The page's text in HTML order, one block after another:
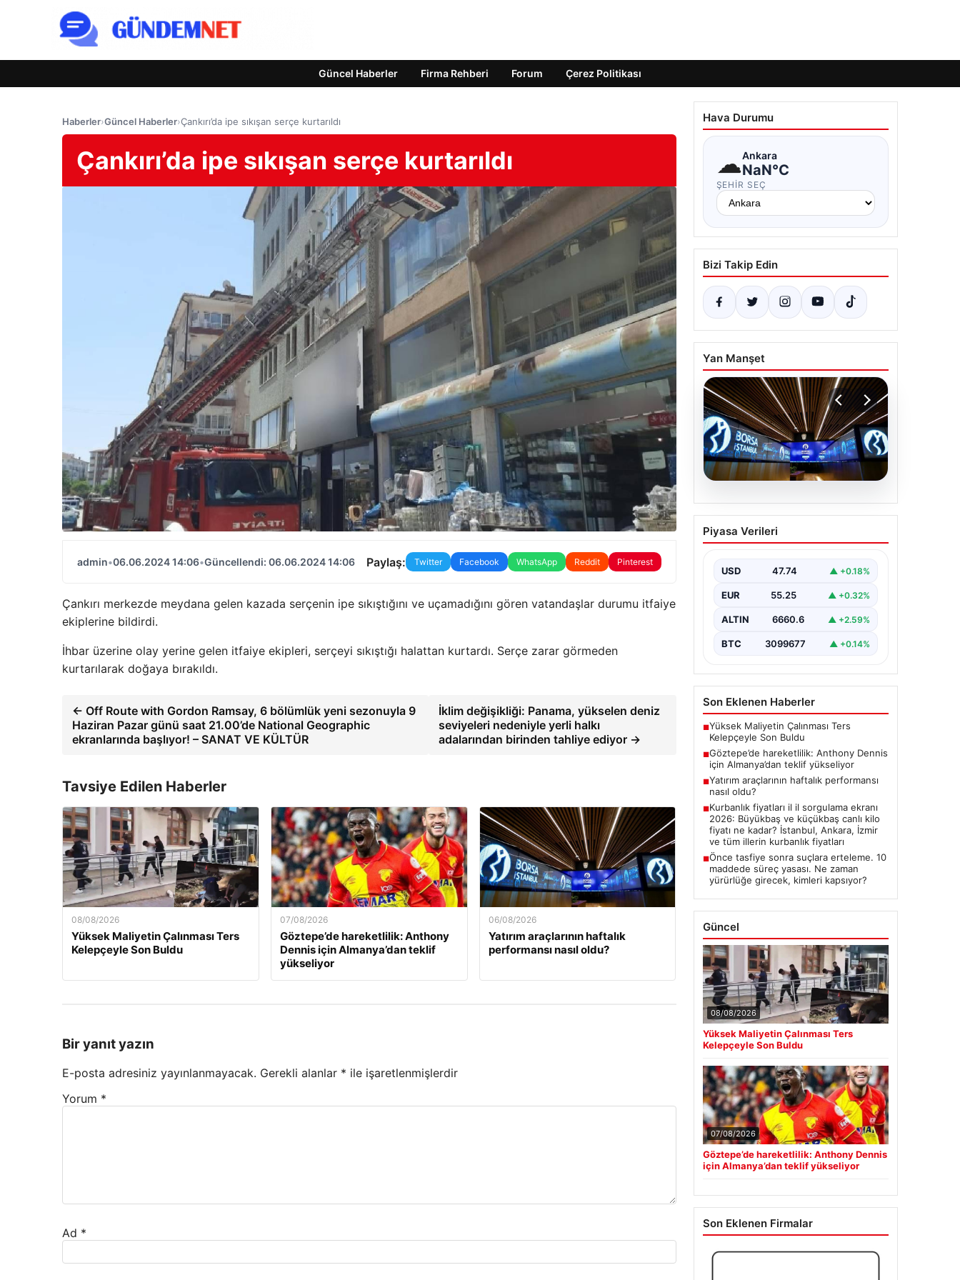
Güncel Haberler Firma Rehberi Forum Çerez Politikası
Haberler›Güncel Haberler›Çankırı’da ipe sıkışan serçe kurtarıldı
Çankırı’da ipe sıkışan serçe kurtarıldı
admin•06.06.2024 14:06•Güncellendi: 06.06.2024 14:06 Paylaş: Twitter Facebook WhatsApp Reddit Pinterest
Çankırı merkezde meydana gelen kazada serçenin ipe sıkıştığını ve uçamadığını gören vatandaşlar durumu itfaiye
ekiplerine bildirdi.
İhbar üzerine olay yerine gelen itfaiye ekipleri, serçeyi sıkıştığı halattan kurtardı. Serçe zarar görmeden
kurtarılarak doğaya bırakıldı.
← Off Route with Gordon Ramsay, 6 bölümlük yeni sezonuyla 9
Haziran Pazar günü saat 21.00’de National Geographic
ekranlarında başlıyor! – SANAT VE KÜLTÜR
İklim değişikliği: Panama, yükselen deniz
seviyeleri nedeniyle yerli halkı
adalarından birinden tahliye ediyor →
Tavsiye Edilen Haberler
08/08/2026
Yüksek Maliyetin Çalınması Ters
Kelepçeyle Son Buldu
07/08/2026
Göztepe’de hareketlilik: Anthony
Dennis için Almanya’dan teklif
yükseliyor
06/08/2026
Yatırım araçlarının haftalık
performansı nasıl oldu?
Bir yanıt yazın
E-posta adresiniz yayınlanmayacak. Gerekli alanlar * ile işaretlenmişlerdir
Yorum *
Ad *
Hava Durumu
☁Ankara
NaN°C
ŞEHIR SEÇ
Bizi Takip Edin
Yan Manşet
06.08.2026
Yatırım araçlarının
haftalık performansı
Piyasa Verileri
USD 47.74 ▲ +0.18%
EUR 55.25 ▲ +0.32%
ALTIN 6660.6 ▲ +2.59%
BTC 3099677 ▲ +0.14%
Son Eklenen Haberler
■Yüksek Maliyetin Çalınması Ters
Kelepçeyle Son Buldu
■Göztepe’de hareketlilik: Anthony Dennis
için Almanya’dan teklif yükseliyor
■Yatırım araçlarının haftalık performansı
nasıl oldu?
■Kurbanlık fiyatları il il sorgulama ekranı
2026: Büyükbaş ve küçükbaş canlı kilo
fiyatı ne kadar? İstanbul, Ankara, İzmir
ve tüm illerin kurbanlık fiyatları
■Önce tasfiye sonra suçlara erteleme. 10
maddede süreç yasası. Ne zaman
yürürlüğe girecek, kimleri kapsıyor?
Güncel
08/08/2026
Yüksek Maliyetin Çalınması Ters
Kelepçeyle Son Buldu
07/08/2026
Göztepe’de hareketlilik: Anthony Dennis
için Almanya’dan teklif yükseliyor
Son Eklenen Firmalar